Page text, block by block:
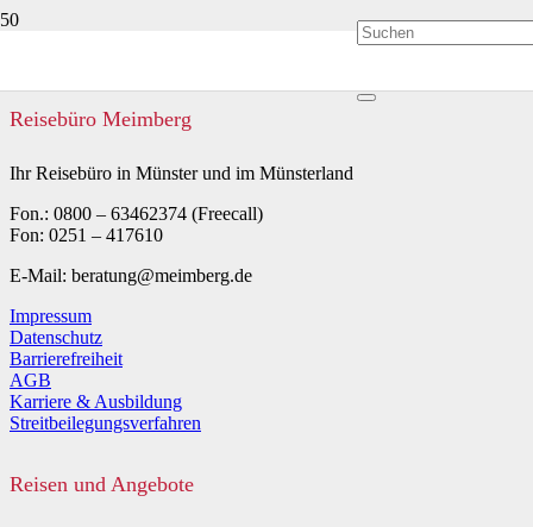
Reisebüro Meimberg
Ihr Reisebüro in Münster und im Münsterland
Fon.: 0800 – 63462374 (Freecall)
Fon: 0251 – 417610
E-Mail: beratung@meimberg.de
Impressum
Datenschutz
Barrierefreiheit
AGB
Karriere & Ausbildung
Streitbeilegungsverfahren
Reisen und Angebote